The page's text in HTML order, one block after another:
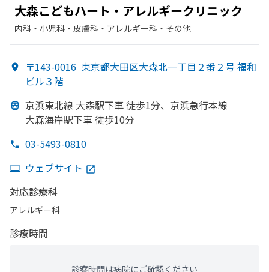
大森こどもハート・アレルギークリニック
内科・​小児科・​皮膚科・​アレルギー科・​その他
〒143-0016 東京都大田区大森北一丁目２番２号 福和
ビル３階
京浜東北線 大森駅下車 徒歩1分、 京浜急行本線
大森海岸駅下車 徒歩10分
03-5493-0810
ウェブサイト
対応診療科
アレルギー科
診療時間
診察時間は病院にご確認ください